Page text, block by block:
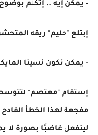
- يمكن إيه .. إتكلم
إبتلع "حليم" ريقه
- يمكن نكون نسينا
إستقام "معتصم"
مفجعة لهذا الخطأ الفادح
لينفعل غاضبًا بصورة لا